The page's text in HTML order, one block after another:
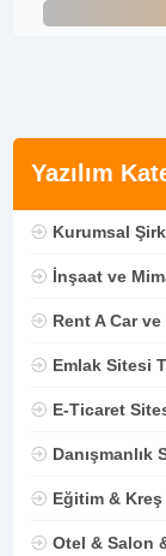
Yazılım
Kurumsal
İnşaat ve
Rent A Car
Emlak Sitesi
E-Ticaret
Danışmanlık
Eğitim &
Otel & Salon